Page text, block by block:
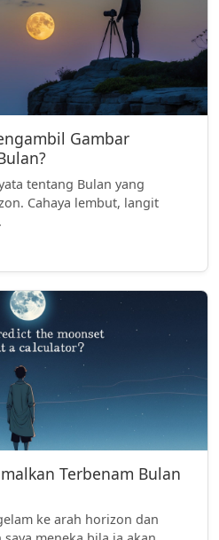
Gambar
tentang Bulan yang
Cahaya lembut, langit
Terbenam Bulan
ke arah horizon dan